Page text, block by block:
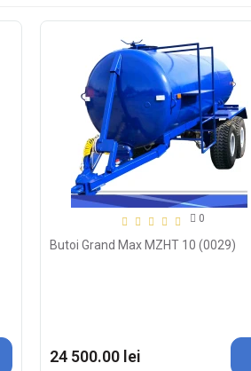
0
Butoi Grand Max MZHT 10 (0029)
24 500.00 lei